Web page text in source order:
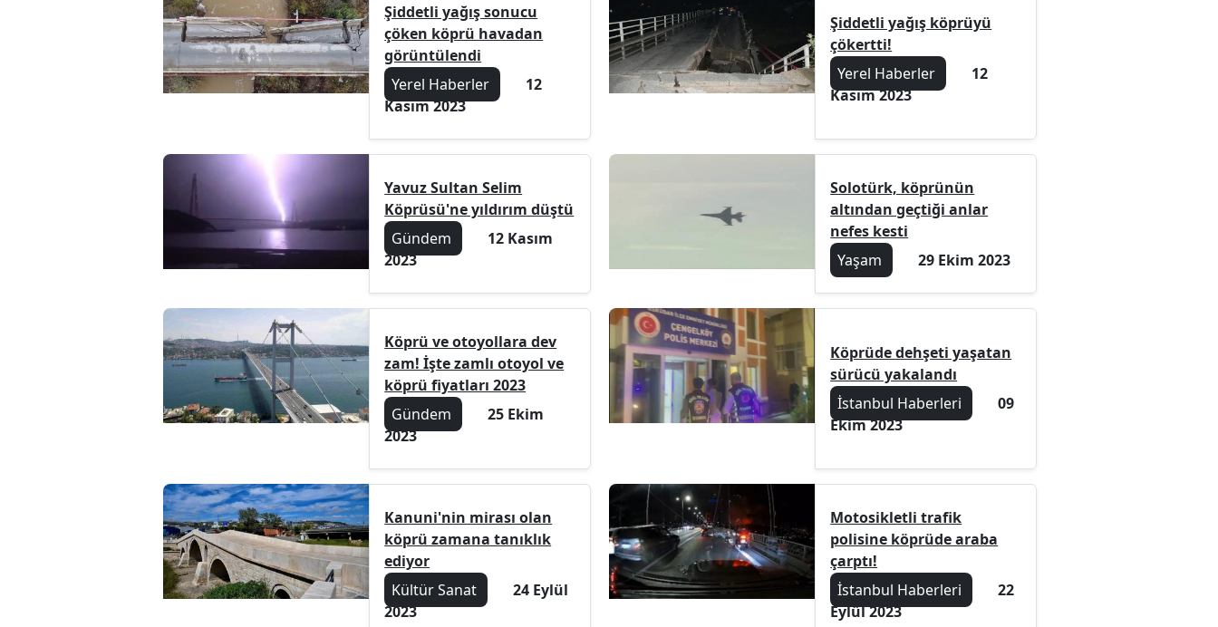
Şiddetli yağış sonucu
çöken köprü havadan
görüntülendi
Yerel Haberler
12
Kasım 2023
Şiddetli yağış köprüyü
çökertti!
Yerel Haberler
12
Kasım 2023
Yavuz Sultan Selim
Köprüsü'ne yıldırım düştü
Gündem
12 Kasım
2023
Solotürk, köprünün
altından geçtiği anlar
nefes kesti
Yaşam
29 Ekim 2023
Köprü ve otoyollara dev
zam! İşte zamlı otoyol ve
köprü fiyatları 2023
Gündem
25 Ekim
2023
Köprüde dehşeti yaşatan
sürücü yakalandı
İstanbul Haberleri
09
Ekim 2023
Kanuni'nin mirası olan
köprü zamana tanıklık
ediyor
Kültür Sanat
24 Eylül
2023
Motosikletli trafik
polisine köprüde araba
çarptı!
İstanbul Haberleri
22
Eylül 2023